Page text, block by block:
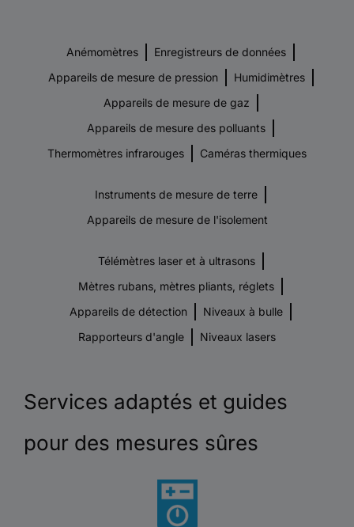
Anémomètres
Enregistreurs de données
Appareils de mesure de pression
Humidimètres
Appareils de mesure de gaz
Appareils de mesure des polluants
Thermomètres infrarouges
Caméras thermiques
Instruments de mesure de terre
Appareils de mesure de l'isolement
Télémètres laser et à ultrasons
Mètres rubans, mètres pliants, réglets
Appareils de détection
Niveaux à bulle
Rapporteurs d'angle
Niveaux lasers
Services adaptés et guides
pour des mesures sûres